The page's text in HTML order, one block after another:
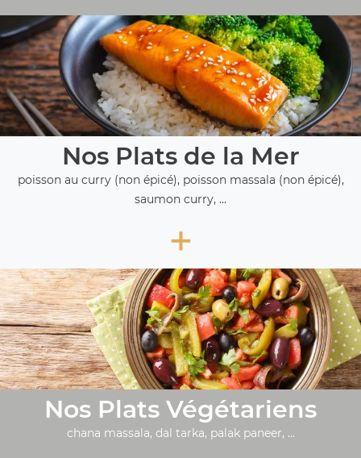
Nos Plats de la Mer
poisson au curry (non épicé), poisson massala (non épicé),
saumon curry, ...
+
Nos Plats Végétariens
chana massala, dal tarka, palak paneer, ...